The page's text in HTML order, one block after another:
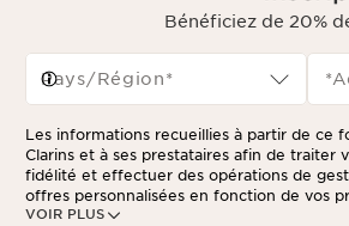
Bénéficiez de 20%
Pays/Région*
VOIR PLUS
Les informations recueillies à partir de ce
Clarins et à ses prestataires afin de
fidélité et effectuer des opérations de
offres personnalisées en fonction de vos
consulter notre politique de respect de la